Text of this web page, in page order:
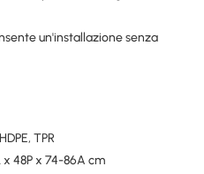
un'installazione senza
TPR
x 48P x 74-86A cm